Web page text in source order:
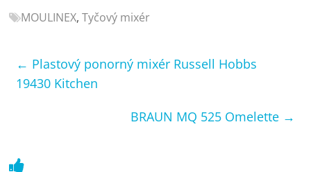
MOULINEX,Tyčový mixér
← Plastový ponorný mixér Russell Hobbs
19430 Kitchen
BRAUN MQ 525 Omelette →